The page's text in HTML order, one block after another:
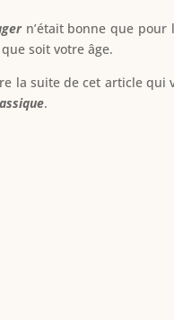
n’était bonne que
soit votre âge.
la suite de cet article qui
.